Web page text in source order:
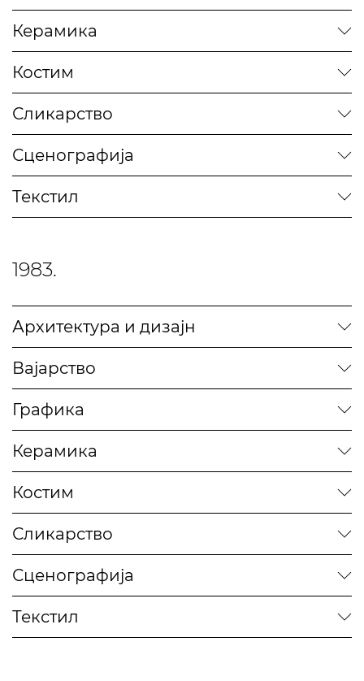
Керамика
Костим
Сликарство
Сценографија
Текстил
1983.
Архитектура и дизајн
Вајарство
Графика
Керамика
Костим
Сликарство
Сценографија
Текстил